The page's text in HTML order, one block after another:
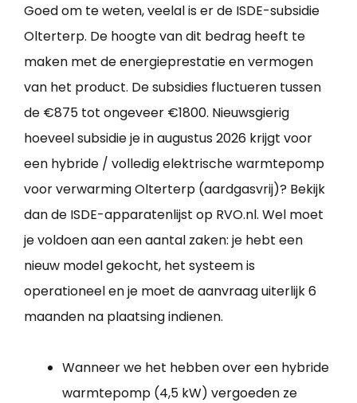
Goed om te weten, veelal is er de ISDE-subsidie
Olterterp. De hoogte van dit bedrag heeft te
maken met de energieprestatie en vermogen
van het product. De subsidies fluctueren tussen
de €875 tot ongeveer €1800. Nieuwsgierig
hoeveel subsidie je in augustus 2026 krijgt voor
een hybride / volledig elektrische warmtepomp
voor verwarming Olterterp (aardgasvrij)? Bekijk
dan de ISDE-apparatenlijst op RVO.nl. Wel moet
je voldoen aan een aantal zaken: je hebt een
nieuw model gekocht, het systeem is
operationeel en je moet de aanvraag uiterlijk 6
maanden na plaatsing indienen.
Wanneer we het hebben over een hybride
warmtepomp (4,5 kW) vergoeden ze